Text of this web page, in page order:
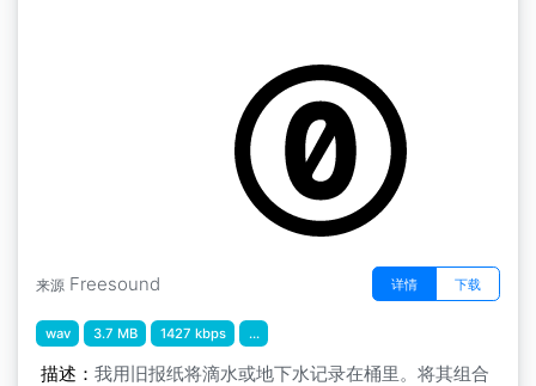
来源 Freesound 详情 下载
wav 3.7 MB 1427 kbps ...
描述： 我用旧报纸将滴水或地下水记录在桶里。将其组合